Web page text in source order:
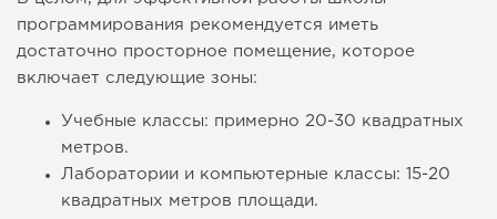
программирования рекомендуется иметь
достаточно просторное помещение, которое
включает следующие зоны:
Учебные классы: примерно 20-30 квадратных
метров.
Лаборатории и компьютерные классы: 15-20
квадратных метров площади.